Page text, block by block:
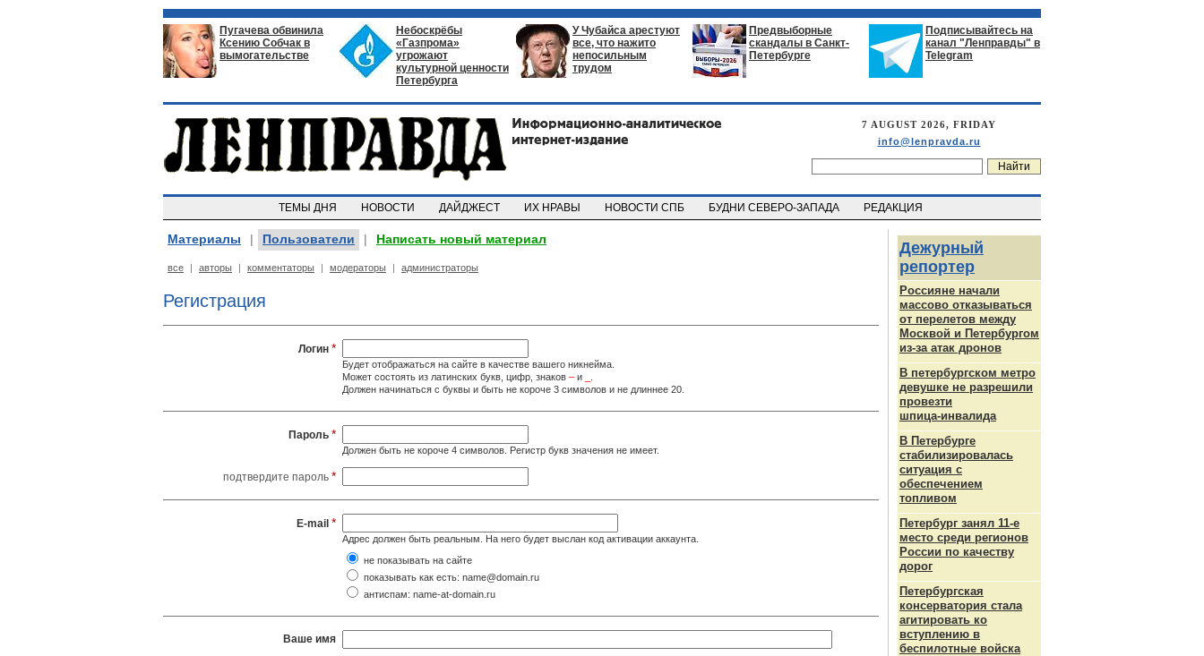
Пугачева обвинила
Ксению Собчак в
вымогательстве
Небоскрёбы
«Газпрома»
угрожают
культурной ценности
Петербурга
У Чубайса арестуют
все, что нажито
непосильным
трудом
Предвыборные
скандалы в Санкт-
Петербурге
Подписывайтесь на
канал "Ленправды" в
Telegram
7 AUGUST 2026, FRIDAY
info@lenpravda.ru
ТЕМЫ ДНЯ НОВОСТИ ДАЙДЖЕСТ ИХ НРАВЫ НОВОСТИ СПБ БУДНИ СЕВЕРО-ЗАПАДА РЕДАКЦИЯ
Материалы | Пользователи | Написать новый материал
все | авторы | комментаторы | модераторы | администраторы
Регистрация
Логин *
Будет отображаться на сайте в качестве вашего никнейма.
Может состоять из латинских букв, цифр, знаков – и
Должен начинаться с буквы и быть не короче 3 символов и не длиннее 20.
Пароль *
Должен быть не короче 4 символов. Регистр букв значения не имеет.
подтвердите пароль *
E-mail *
Адрес должен быть реальным. На него будет выслан код активации аккаунта.
не показывать на сайте
показывать как есть: name@domain.ru
антиспам: name-at-domain.ru
Ваше имя
Дежурный
репортер
Россияне начали
массово отказываться
от перелетов между
Москвой и Петербургом
из-за атак дронов
В петербургском метро
девушке не разрешили
провезти
шпица‑инвалида
В Петербурге
стабилизировалась
ситуация с
обеспечением
топливом
Петербург занял 11-е
место среди регионов
России по качеству
дорог
Петербургская
консерватория стала
агитировать ко
вступлению в
беспилотные войска